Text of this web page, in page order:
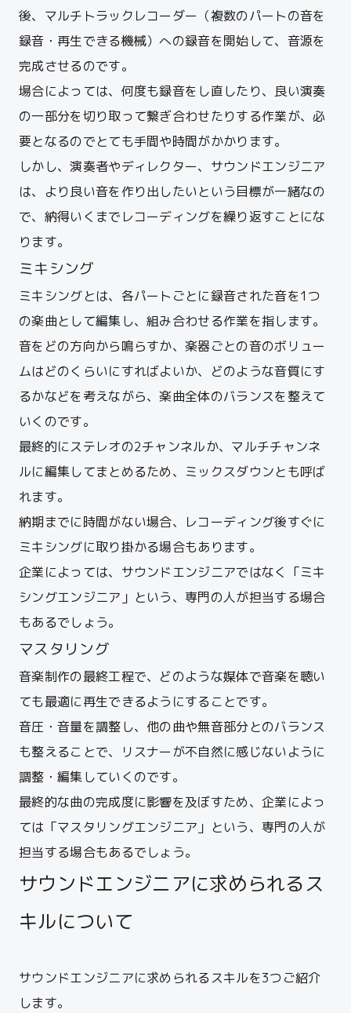
後、マルチトラックレコーダー（複数のパートの音を
録音・再生できる機械）への録音を開始して、音源を
完成させるのです。
場合によっては、何度も録音をし直したり、良い演奏
の一部分を切り取って繋ぎ合わせたりする作業が、必
要となるのでとても手間や時間がかかります。
しかし、演奏者やディレクター、サウンドエンジニア
は、より良い音を作り出したいという目標が一緒なの
で、納得いくまでレコーディングを繰り返すことにな
ります。
ミキシング
ミキシングとは、各パートごとに録音された音を1つ
の楽曲として編集し、組み合わせる作業を指します。
音をどの方向から鳴らすか、楽器ごとの音のボリュー
ムはどのくらいにすればよいか、どのような音質にす
るかなどを考えながら、楽曲全体のバランスを整えて
いくのです。
最終的にステレオの2チャンネルか、マルチチャンネ
ルに編集してまとめるため、ミックスダウンとも呼ば
れます。
納期までに時間がない場合、レコーディング後すぐに
ミキシングに取り掛かる場合もあります。
企業によっては、サウンドエンジニアではなく「ミキ
シングエンジニア」という、専門の人が担当する場合
もあるでしょう。
マスタリング
音楽制作の最終工程で、どのような媒体で音楽を聴い
ても最適に再生できるようにすることです。
音圧・音量を調整し、他の曲や無音部分とのバランス
も整えることで、リスナーが不自然に感じないように
調整・編集していくのです。
最終的な曲の完成度に影響を及ぼすため、企業によっ
ては「マスタリングエンジニア」という、専門の人が
担当する場合もあるでしょう。
サウンドエンジニアに求められるス
キルについて
サウンドエンジニアに求められるスキルを3つご紹介
します。